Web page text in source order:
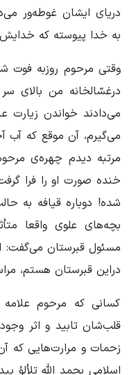
دریای ایشان غوطه‌ور
به خدا پیوسته که
وقتی مرحوم روزبه فوت
درغسّالخانه‌ من‌ ‌بالای
می‌دادند خواندن زیارت
می‌گیرم، آن موقع كه آب
مرتبه دیدم چهره‌ی
خنده صورت او را فرا
شده!‌ ‌دوباره قیافه به
بچه‌های علوی واقعا
مسئول قبرستان می‌گفت:
دراین قبرستان هستم،
كسانی كه مرحوم علامه
قلب‌شان تابید و اثر
زحمات و مرارت‌هایی كه
اسلامی بحمد الله تلألؤ